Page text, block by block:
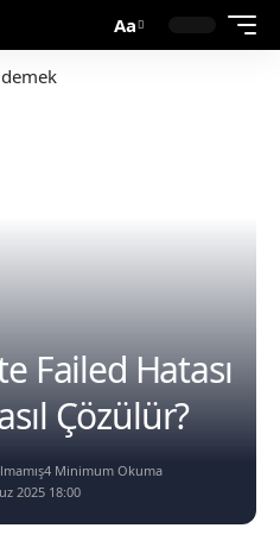
Aa
Failed Hatası
Çözülür?
2025 18:00
4 Minimum Okuma